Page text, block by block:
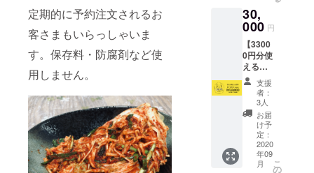
定期的に予約注文されるお
客さまもいらっしゃいま
す。保存料・防腐剤など使
用しません。
気をつ
けくだ
さい。
※「お届
け先情
報」が
必須に
なって
おりま
すが、
カード
の配送
はいた
しませ
店舗に
てお受
け取り
くださ
い。 ※
有効期
限は
2021年
2月末日
までと
なりま
す。 ※
有効期
限を過
ぎます
す。 ・
カード
受け渡
し時
に、店
舗ス
タッフ
より心
からの
お礼の
メッ
セージ
をお伝
えしま
す。 ※
30,
000 円
【3300
0円分使
えるの
BUY
LOCAL
nagoya
カー
ド】 ・
店舗で
使える
33000
円分の
支援
者：
3人
お届
け予
定：
2020
年09
月
こ
の